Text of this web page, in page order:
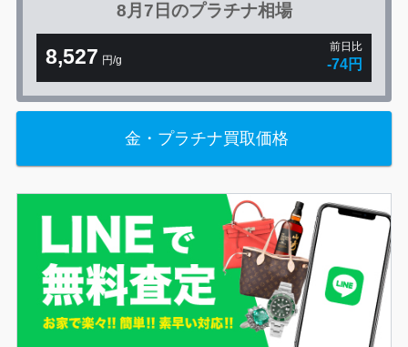
8月7日のプラチナ相場
8,527 円/g
前日比
-74円
金・プラチナ買取価格